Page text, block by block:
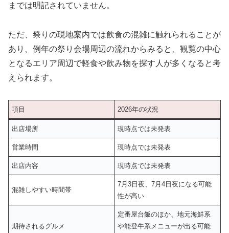
までは明記されていません。
ただ、祭りの現地案内では飲食の混雑に触れられることが
あり、例年の祭り会場周辺の流れからみると、観覧の中心
となるエリア周辺で軽食や飲み物を探す人が多くなると考
えられます。
項目 2026年の状況
出店場所 現時点では未発表
営業時間 現時点では未発表
出店内容 現時点では未発表
混雑しやすい時間帯
7月3日夜、7月4日夜になる可能
性が高い
期待されるグルメ
定番屋台飯のほか、地元海鮮系
や能登牛系メニューが出る可能